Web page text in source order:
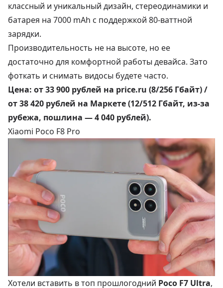
классный и уникальный дизайн, стереодинамики и
батарея на 7000 mAh с поддержкой 80-ваттной
зарядки.
Производительность не на высоте, но ее
достаточно для комфортной работы девайса. Зато
фоткать и снимать видосы будете часто.
Цена: от 33 900 рублей на price.ru (8/256 Гбайт) /
от 38 420 рублей на Маркете (12/512 Гбайт, из-за
рубежа, пошлина — 4 040 рублей).
Xiaomi Poco F8 Pro
Хотели вставить в топ прошлогодний Poco F7 Ultra,